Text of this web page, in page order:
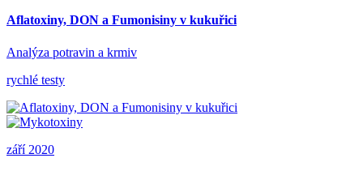
Aflatoxiny, DON a Fumonisiny v kukuřici
Analýza potravin a krmiv
rychlé testy
září 2020